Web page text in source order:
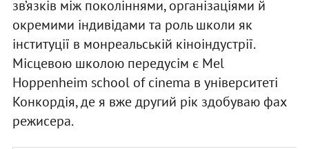
зв’язків між поколіннями, організаціями й
окремими індивідами та роль школи як
інституції в монреальській кіноіндустрії.
Місцевою школою передусім є Mel
Hoppenheim school of cinema в університеті
Конкордія, де я вже другий рік здобуваю фах
режисера.